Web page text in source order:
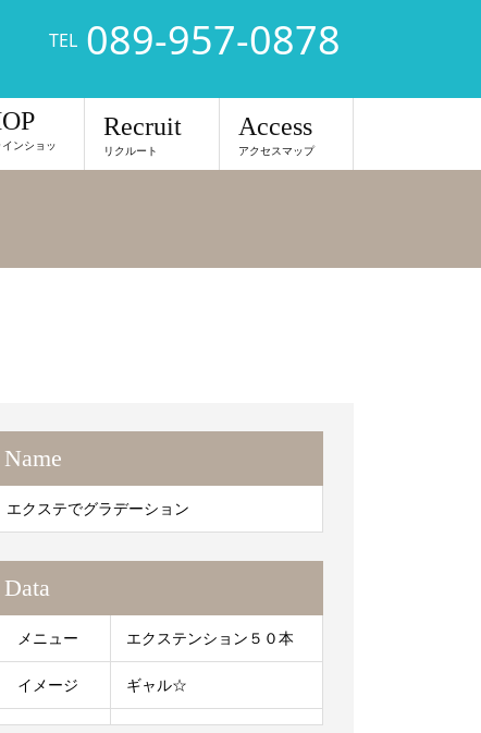
TEL 089-957-0878
ンショッ
Recruit
リクルート
Access
アクセスマップ
Name
エクステでグラデーション
Data
メニュー エクステンション５０本
イメージ ギャル☆